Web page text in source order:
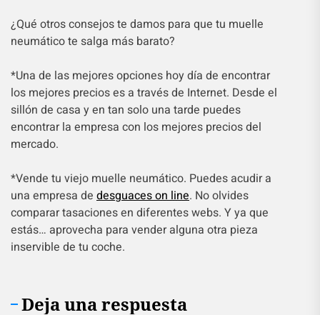
¿Qué otros consejos te damos para que tu muelle
neumático te salga más barato?
*Una de las mejores opciones hoy día de encontrar
los mejores precios es a través de Internet. Desde el
sillón de casa y en tan solo una tarde puedes
encontrar la empresa con los mejores precios del
mercado.
*Vende tu viejo muelle neumático. Puedes acudir a
una empresa de desguaces on line. No olvides
comparar tasaciones en diferentes webs. Y ya que
estás… aprovecha para vender alguna otra pieza
inservible de tu coche.
Deja una respuesta